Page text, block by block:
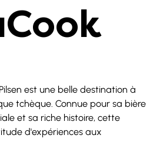
est une belle destination à
tchèque. Connue pour sa bière
et sa riche histoire, cette
d'expériences aux